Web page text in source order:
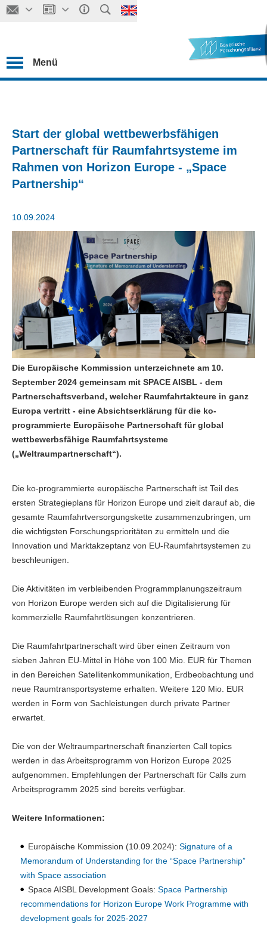
Menü
Start der global wettbewerbsfähigen
Partnerschaft für Raumfahrtsysteme im
Rahmen von Horizon Europe - „Space
Partnership“
10.09.2024
Die Europäische Kommission unterzeichnete am 10.
September 2024 gemeinsam mit SPACE AISBL - dem
Partnerschaftsverband, welcher Raumfahrtakteure in ganz
Europa vertritt - eine Absichtserklärung für die ko-
programmierte Europäische Partnerschaft für global
wettbewerbsfähige Raumfahrtsysteme
(„Weltraumpartnerschaft“).
Die ko-programmierte europäische Partnerschaft ist Teil des
ersten Strategieplans für Horizon Europe und zielt darauf ab, die
gesamte Raumfahrtversorgungskette zusammenzubringen, um
die wichtigsten Forschungsprioritäten zu ermitteln und die
Innovation und Marktakzeptanz von EU-Raumfahrtsystemen zu
beschleunigen.
Die Aktivitäten im verbleibenden Programmplanungszeitraum
von Horizon Europe werden sich auf die Digitalisierung für
kommerzielle Raumfahrtlösungen konzentrieren.
Die Raumfahrtpartnerschaft wird über einen Zeitraum von
sieben Jahren EU-Mittel in Höhe von 100 Mio. EUR für Themen
in den Bereichen Satellitenkommunikation, Erdbeobachtung und
neue Raumtransportsysteme erhalten. Weitere 120 Mio. EUR
werden in Form von Sachleistungen durch private Partner
erwartet.
Die von der Weltraumpartnerschaft finanzierten Call topics
werden in das Arbeitsprogramm von Horizon Europe 2025
aufgenommen. Empfehlungen der Partnerschaft für Calls zum
Arbeitsprogramm 2025 sind bereits verfügbar.
Weitere Informationen:
Europäische Kommission (10.09.2024): Signature of a
Memorandum of Understanding for the “Space Partnership”
with Space association
Space AISBL Development Goals: Space Partnership
recommendations for Horizon Europe Work Programme with
development goals for 2025-2027